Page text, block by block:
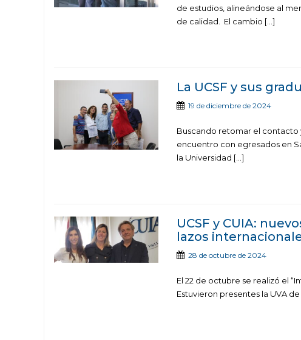
de estudios, alineándose al
de calidad. El cambio […]
La UCSF y sus
19 de diciembre de 2024
Buscando retomar el contacto
encuentro con egresados en
la Universidad […]
UCSF y CUIA:
lazos
28 de octubre de 2024
El 22 de octubre se realizó el
Estuvieron presentes la UVA